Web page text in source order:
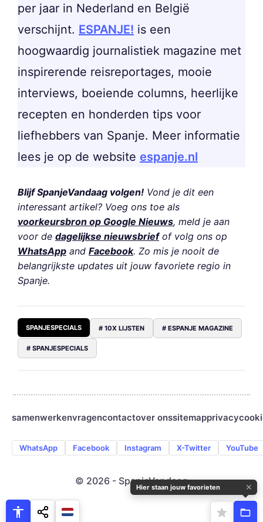
per jaar in Nederland en België
verschijnt. ESPANJE! is een
hoogwaardig journalistiek magazine met
inspirerende reisreportages, mooie
interviews, boeiende columns, heerlijke
recepten en honderden tips voor
liefhebbers van Spanje. Meer informatie
lees je op de website espanje.nl
Blijf SpanjeVandaag volgen! Vond je dit een
interessant artikel? Voeg ons toe als
voorkeursbron op Google Nieuws, meld je aan
voor de dagelijkse nieuwsbriefof volg ons op
WhatsApp and Facebook. Zo mis je nooit de
belangrijkste updates uit jouw favoriete regio in
Spanje.
SPANJESPECIALS # 10X LIJSTEN # ESPANJE MAGAZINE
# SPANJESPECIALS
samenwerkenvragencontactover onssitemapprivacy
WhatsApp Facebook Instagram X-Twitter YouTube
© 2026 - SpanjeVandaag
Hier staan jouw favorieten ✕